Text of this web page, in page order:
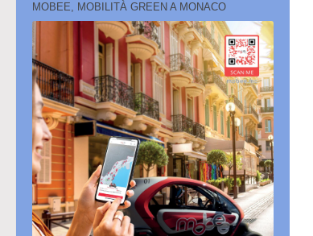
MOBEE, MOBILITÀ GREEN A MONACO